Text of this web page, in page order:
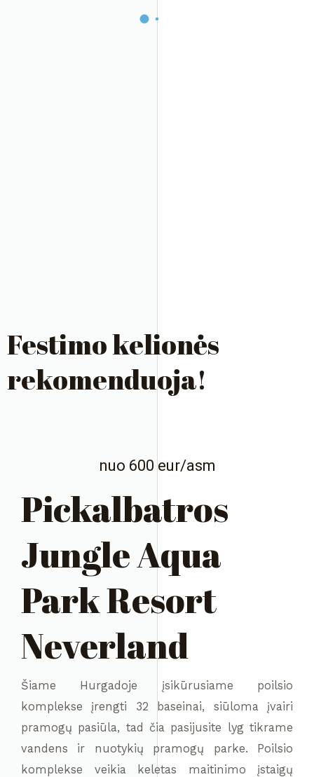
Festimo kelionės
rekomenduoja!
nuo 600 eur/asm
Pickalbatros
Jungle Aqua
Park Resort
Neverland
Šiame Hurgadoje įsikūrusiame poilsio
komplekse įrengti 32 baseinai, siūloma įvairi
pramogų pasiūla, tad čia pasijusite lyg tikrame
vandens ir nuotykių pramogų parke. Poilsio
komplekse veikia keletas maitinimo įstaigų